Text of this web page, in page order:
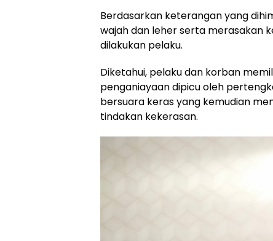
Berdasarkan keterangan yang
wajah dan leher serta merasakan
dilakukan pelaku.
Diketahui, pelaku dan korban
penganiayaan dipicu oleh
bersuara keras yang kemudian
tindakan kekerasan.